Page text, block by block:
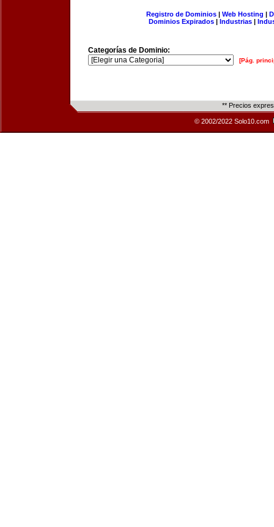
Registro de Dominios| Web Hosting |
Dominios Expirados | Industrias |
Categorías de Dominio:
[Pág.
** Precios
© 2002/2022 Solo10.com